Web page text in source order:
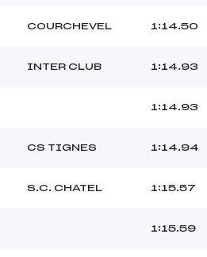
COURCHEVEL 1:14.50
INTER CLUB 1:14.93
1:14.93
CS TIGNES 1:14.94
S.C. CHATEL 1:15.57
1:15.59